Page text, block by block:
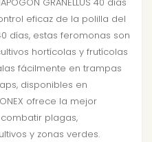
GRANELLUS 40 días
eficaz de la polilla del
días, estas feromonas son
hortícolas y frutícolas
fácilmente en trampas
disponibles en
ofrece la mejor
plagas,
y zonas verdes.